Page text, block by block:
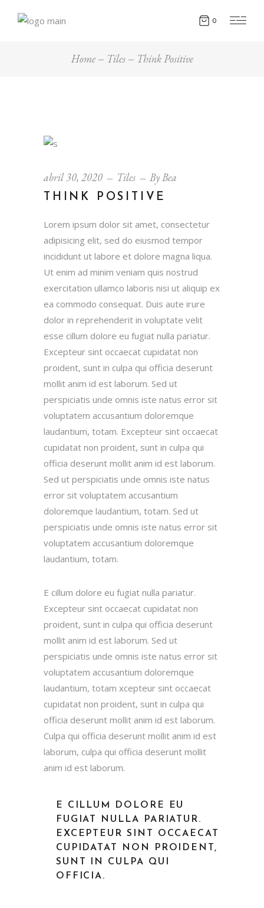
0
Home Tiles Think Positive
abril 30, 2020 Tiles ByBea
THINK POSITIVE
Lorem ipsum dolor sit amet, consectetur
adipisicing elit, sed do eiusmod tempor
incididunt ut labore et dolore magna liqua.
Ut enim ad minim veniam quis nostrud
exercitation ullamco laboris nisi ut aliquip ex
ea commodo consequat. Duis aute irure
dolor in reprehenderit in voluptate velit
esse cillum dolore eu fugiat nulla pariatur.
Excepteur sint occaecat cupidatat non
proident, sunt in culpa qui officia deserunt
mollit anim id est laborum. Sed ut
perspiciatis unde omnis iste natus error sit
voluptatem accusantium doloremque
laudantium, totam. Excepteur sint occaecat
cupidatat non proident, sunt in culpa qui
officia deserunt mollit anim id est laborum.
Sed ut perspiciatis unde omnis iste natus
error sit voluptatem accusantium
doloremque laudantium, totam. Sed ut
perspiciatis unde omnis iste natus error sit
voluptatem accusantium doloremque
laudantium, totam.
E cillum dolore eu fugiat nulla pariatur.
Excepteur sint occaecat cupidatat non
proident, sunt in culpa qui officia deserunt
mollit anim id est laborum. Sed ut
perspiciatis unde omnis iste natus error sit
voluptatem accusantium doloremque
laudantium, totam xcepteur sint occaecat
cupidatat non proident, sunt in culpa qui
officia deserunt mollit anim id est laborum.
Culpa qui officia deserunt mollit anim id est
laborum, culpa qui officia deserunt mollit
anim id est laborum.
E CILLUM DOLORE EU
FUGIAT NULLA PARIATUR.
EXCEPTEUR SINT OCCAECAT
CUPIDATAT NON PROIDENT,
SUNT IN CULPA QUI
OFFICIA.